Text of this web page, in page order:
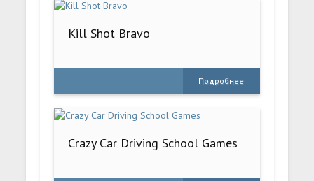
Kill Shot Bravo
Подробнее
Crazy Car Driving School Games